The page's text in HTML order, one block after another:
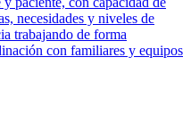
necesidades y niveles de
trabajando de forma
con familiares y equipos